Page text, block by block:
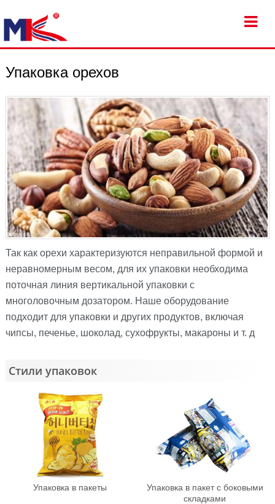
Упаковка орехов
Так как орехи характеризуются неправильной формой и
неравномерным весом, для их упаковки необходима
поточная линия вертикальной упаковки с
многоловочным дозатором. Наше оборудование
подходит для упаковки и других продуктов, включая
чипсы, печенье, шоколад, сухофрукты, макароны и т. д
Стили упаковок
Упаковка в пакеты
Упаковка в пакет с боковыми
складками